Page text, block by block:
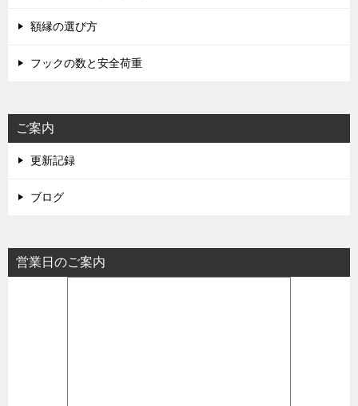
額縁の選び方
フックの数と安全荷重
ご案内
更新記録
ブログ
営業日のご案内